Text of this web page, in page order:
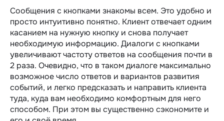
Сообщения с кнопками знакомы всем. Это удобно и
просто интуитивно понятно. Клиент отвечает одним
касанием на нужную кнопку и снова получает
необходимую информацию. Диалоги с кнопками
увеличивают частоту ответов на сообщения почти в
2 раза. Очевидно, что в таком диалоге максимально
возможное число ответов и вариантов развития
событий, и легко предсказать и направить клиента
туда, куда вам необходимо комфортным для него
способом. При этом вы существенно сэкономите и